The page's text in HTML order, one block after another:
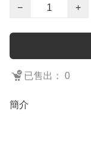
−
+
已售出： 0
簡介